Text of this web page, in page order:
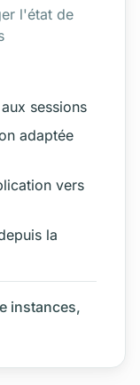
l'état de
sessions
adaptée
vers
la
instances,